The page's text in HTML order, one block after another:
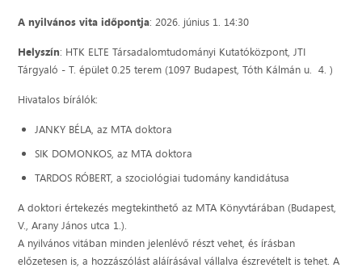
A nyilvános vita időpontja: 2026. június 1. 14:30
Helyszín: HTK ELTE Társadalomtudományi Kutatóközpont, JTI
Tárgyaló - T. épület 0.25 terem (1097 Budapest, Tóth Kálmán u. 4. )
Hivatalos bírálók:
JANKY BÉLA, az MTA doktora
SIK DOMONKOS, az MTA doktora
TARDOS RÓBERT, a szociológiai tudomány kandidátusa
A doktori értekezés megtekinthető az MTA Könyvtárában (Budapest,
V., Arany János utca 1.).
A nyilvános vitában minden jelenlévő részt vehet, és írásban
előzetesen is, a hozzászólást aláírásával vállalva észrevételt is tehet. A